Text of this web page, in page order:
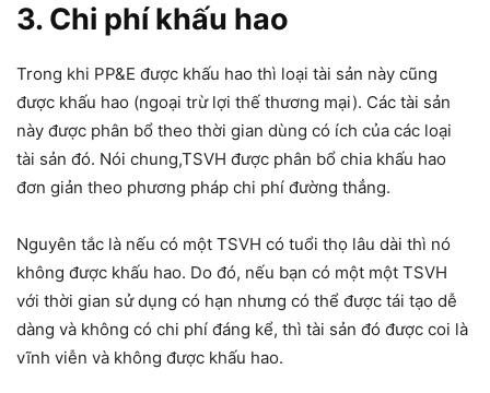
3. Chi phí khấu hao
Trong khi PP&E được khấu hao thì loại tài sản này cũng
được khấu hao (ngoại trừ lợi thế thương mại). Các tài sản
này được phân bổ theo thời gian dùng có ích của các loại
tài sản đó. Nói chung,TSVH được phân bổ chia khấu hao
đơn giản theo phương pháp chi phí đường thẳng.
Nguyên tắc là nếu có một TSVH có tuổi thọ lâu dài thì nó
không được khấu hao. Do đó, nếu bạn có một một TSVH
với thời gian sử dụng có hạn nhưng có thể được tái tạo dễ
dàng và không có chi phí đáng kể, thì tài sản đó được coi là
vĩnh viễn và không được khấu hao.